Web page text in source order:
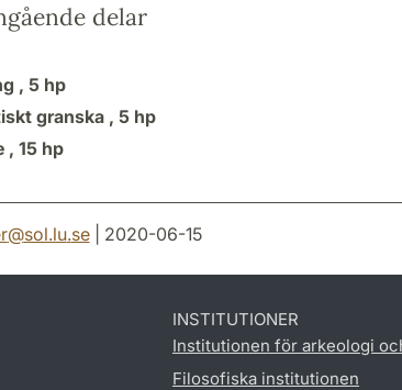
delar
, 5 hp
granska , 5 hp
, 15 hp
@sol.lu.se| 2020-06-15
INSTITUTIONER
Institutionen för arkeologi
Filosofiska institutionen